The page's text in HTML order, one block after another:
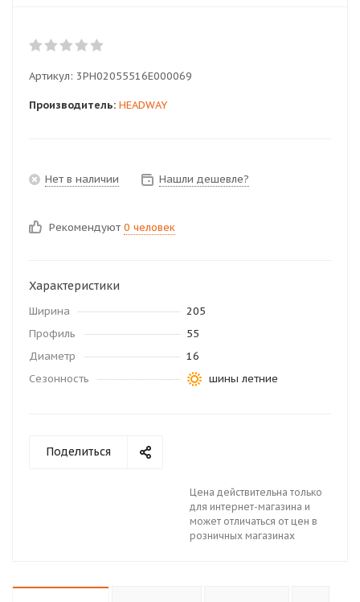
Артикул: 3PH02055516E000069
Производитель: HEADWAY
Нет в наличии Нашли дешевле?
Рекомендуют 0 человек
Характеристики
Ширина
205
Профиль
55
Диаметр
16
Сезонность
шины летние
Поделиться
Цена действительна только
для интернет-магазина и
может отличаться от цен в
розничных магазинах